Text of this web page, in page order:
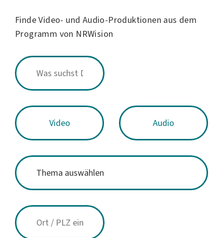
Finde Video- und Audio-Produktionen aus dem
Programm von NRWision
Video Audio